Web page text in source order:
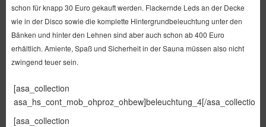
schon für knapp 30 Euro gekauft werden. Flackernde Leds an der Decke
wie in der Disco sowie die komplette Hintergrundbeleuchtung unter den
Bänken und hinter den Lehnen sind aber auch schon ab 400 Euro
erhältlich. Amiente, Spaß und Sicherheit in der Sauna müssen also nicht
zwingend teuer sein.
[asa_collection
asa_hs_cont_mob_ohproz_ohbew]beleuchtung_4[/asa_collection]
[asa_collection